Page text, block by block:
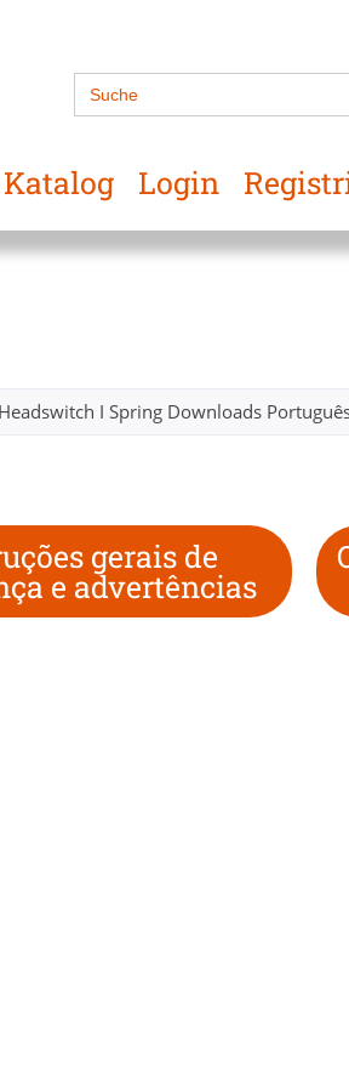
Search
for:
Katalog Login
Headswitch I Spring Downloads
gerais de
e advertências